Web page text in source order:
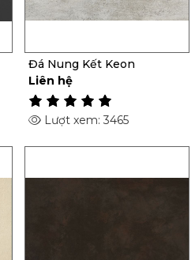
Đá Nung Kết Keon
Liên hệ
Lượt xem: 3465